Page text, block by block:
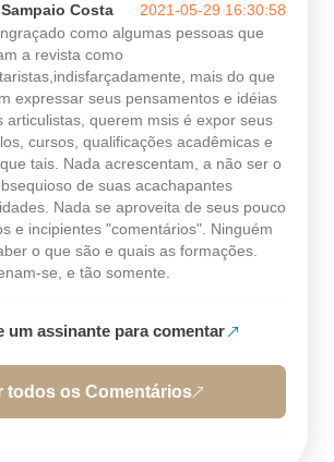
Costa
2021-05-29 16:30:58
como algumas pessoas que
a revista como
mais do que
expressar seus pensamentos e idéias
articulistas, querem msis é expor seus
cursos, qualificações acadêmicas e
tais. Nada acrescentam, a não ser o
de suas acachapantes
Nada se aproveita de seus pouco
e incipientes "comentários". Ninguém
o que são e quais as formações.
se, e tão somente.
um assinante para comentar
todos os Comentários